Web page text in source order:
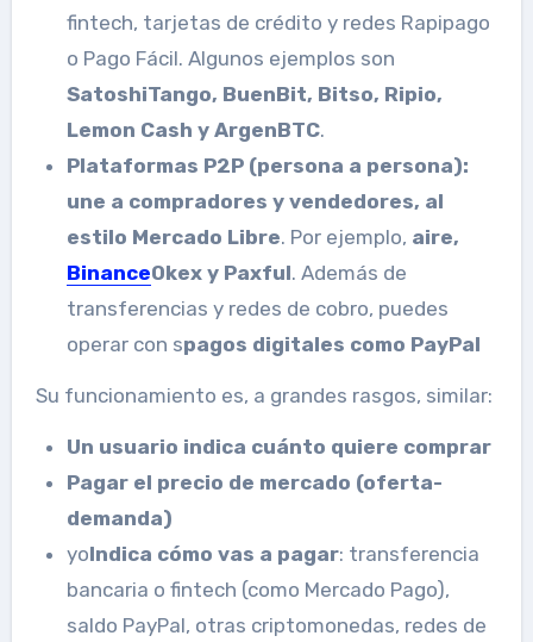
fintech, tarjetas de crédito y redes Rapipago
o Pago Fácil. Algunos ejemplos son
SatoshiTango, BuenBit, Bitso, Ripio,
Lemon Cash y ArgenBTC.
Plataformas P2P (persona a persona):
une a compradores y vendedores, al
estilo Mercado Libre. Por ejemplo, aire,
BinanceOkex y Paxful. Además de
transferencias y redes de cobro, puedes
operar con spagos digitales como PayPal
Su funcionamiento es, a grandes rasgos, similar:
Un usuario indica cuánto quiere comprar
Pagar el precio de mercado (oferta-
demanda)
yoIndica cómo vas a pagar: transferencia
bancaria o fintech (como Mercado Pago),
saldo PayPal, otras criptomonedas, redes de